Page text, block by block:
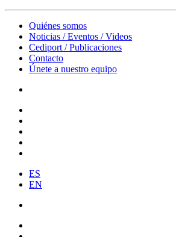
Quiénes somos
Noticias / Eventos / Videos
Cediport / Publicaciones
Contacto
Únete a nuestro equipo
ES
EN